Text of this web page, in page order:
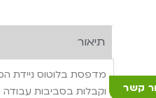
קשר
תיאור
מדפסת בלוטוס ניידת
וקבלות בסביבות